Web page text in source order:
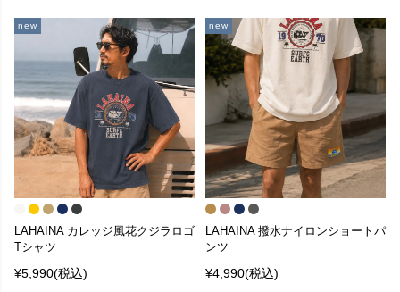
LAHAINA カレッジ風花クジラロゴ
Tシャツ
¥5,990(税込)
LAHAINA 撥水ナイロンショートパ
ンツ
¥4,990(税込)